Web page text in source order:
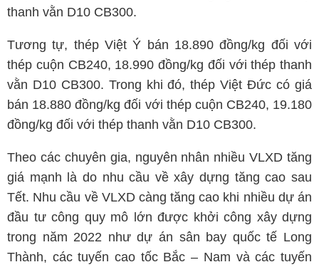
thanh vằn D10 CB300.
Tương tự, thép Việt Ý bán 18.890 đồng/kg đối với
thép cuộn CB240, 18.990 đồng/kg đối với thép thanh
vằn D10 CB300. Trong khi đó, thép Việt Đức có giá
bán 18.880 đồng/kg đối với thép cuộn CB240, 19.180
đồng/kg đối với thép thanh vằn D10 CB300.
Theo các chuyên gia, nguyên nhân nhiều VLXD tăng
giá mạnh là do nhu cầu về xây dựng tăng cao sau
Tết. Nhu cầu về VLXD càng tăng cao khi nhiều dự án
đầu tư công quy mô lớn được khởi công xây dựng
trong năm 2022 như dự án sân bay quốc tế Long
Thành, các tuyến cao tốc Bắc – Nam và các tuyến